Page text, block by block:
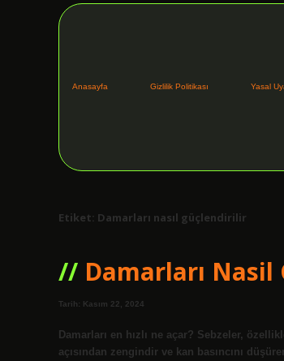
Anasayfa Gizlilik Politikası Yasal
Etiket: Damarları nasıl güçlendirilir
Damarları
Tarih: Kasım 22, 2024
Damarları en hızlı ne açar? Sebzeler,
açısından zengindir ve kan basıncını